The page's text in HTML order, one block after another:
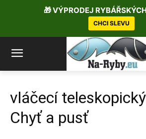
vláčecí
Chyť a pusť
🎁 VÝPRODEJ
CHCI SLEVU